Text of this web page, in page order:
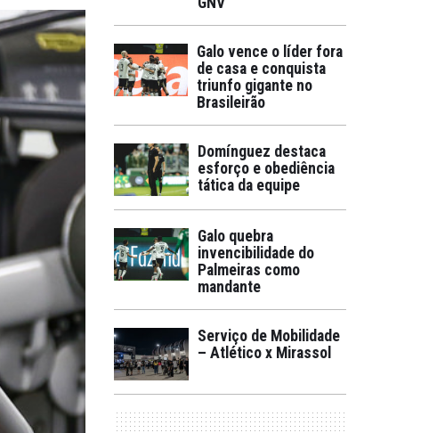
Galo vence o líder fora
de casa e conquista
triunfo gigante no
Brasileirão
Domínguez destaca
esforço e obediência
tática da equipe
Galo quebra
invencibilidade do
Palmeiras como
mandante
Serviço de Mobilidade
– Atlético x Mirassol